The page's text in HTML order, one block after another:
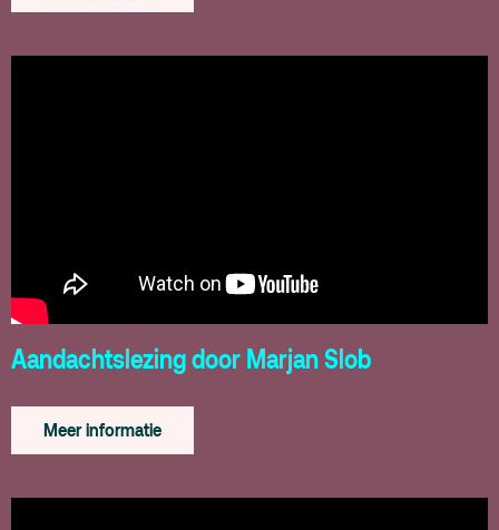
Aandachtslezing door Marjan Slob
Meer informatie